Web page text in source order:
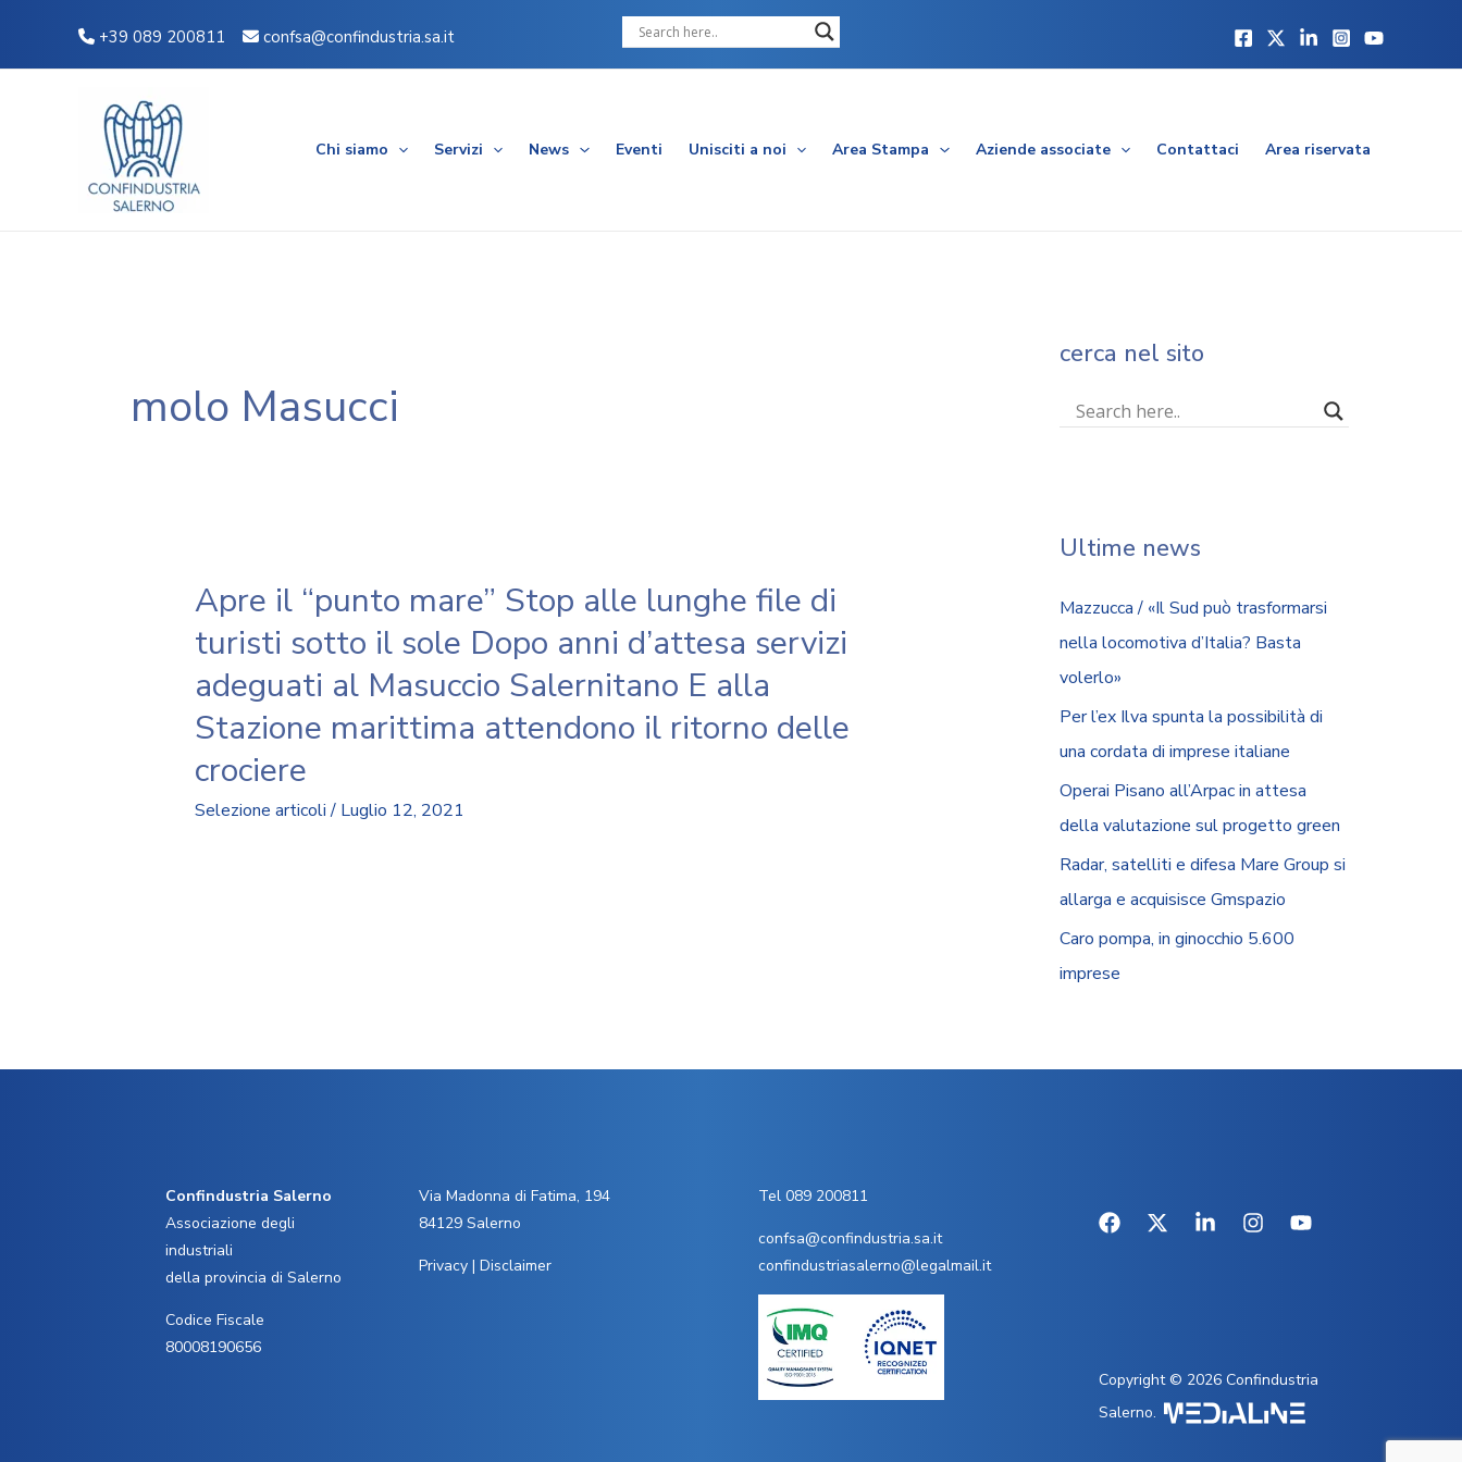
contenuto
+39 089 200811 confsa@confindustria.sa.it
Chi siamo Servizi News Eventi Unisciti a noi Area Stampa Aziende associate Contattaci Area riservata
molo Masucci
Apre il “punto mare” Stop alle lunghe file di
turisti sotto il sole Dopo anni d’attesa servizi
adeguati al Masuccio Salernitano E alla
Stazione marittima attendono il ritorno delle
crociere
Selezione articoli/ Luglio 12, 2021
cerca nel sito
Ultime news
Mazzucca / «Il Sud può trasformarsi
nella locomotiva d’Italia? Basta
volerlo»
Per l’ex Ilva spunta la possibilità di
una cordata di imprese italiane
Operai Pisano all’Arpac in attesa
della valutazione sul progetto green
Radar, satelliti e difesa Mare Group si
allarga e acquisisce Gmspazio
Caro pompa, in ginocchio 5.600
imprese
Confindustria Salerno
Associazione degli
industriali
della provincia di Salerno
Codice Fiscale
80008190656
Via Madonna di Fatima, 194
84129 Salerno
Privacy| Disclaimer
Tel 089 200811
confsa@confindustria.sa.it
confindustriasalerno@legalmail.it
Copyright © 2026 Confindustria
Salerno.